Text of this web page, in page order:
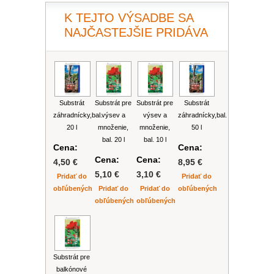
PLEKTRANT
SCAEVOLA
DIASCIA
HELICHRYSUM
OSTEOSPERMUM
ISOTOMA
SANVITÁLIA
MLIEČNIK
MARGARÉTA - EURYOPS
VEJÁROVKA
LOBULÁRIA
NETÝKAVKA
SLAMIHA
ECHINACEA
K TEJTO VÝSADBE SA
NAJČASTEJŠIE PRIDÁVA
Substrát
záhradnícky,bal.
20 l
Cena:
4,50 €
Pridať do
obľúbených
Substrát pre
výsev a
množenie,
bal. 20 l
Cena:
5,10 €
Pridať do
obľúbených
Substrát pre
výsev a
množenie,
bal. 10 l
Cena:
3,10 €
Pridať do
obľúbených
Substrát
záhradnícky,bal.
50 l
Cena:
8,95 €
Pridať do
obľúbených
Substrát pre
balkónové